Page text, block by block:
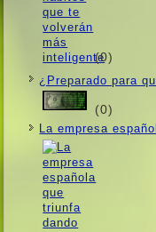
(0)
¿Preparado para
(0)
La empresa